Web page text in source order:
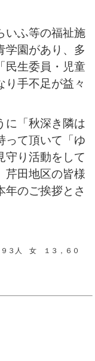
いふ等の福祉施
学園があり、多
民生委員・児童
り手不足が益々
に「秋深き隣は
って頂いて「ゆ
守り活動をして
芹田地区の皆様
年のご挨拶とさ
３人 女 １３，６０